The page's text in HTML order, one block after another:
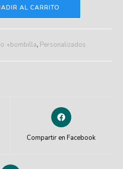
AL CARRITO
+bombilla, Personalizados
Compartir en Facebook